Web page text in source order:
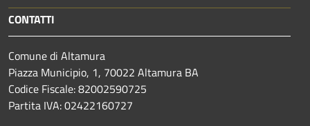
CONTATTI
Comune di Altamura
Piazza Municipio, 1, 70022 Altamura BA
Codice Fiscale: 82002590725
Partita IVA: 02422160727